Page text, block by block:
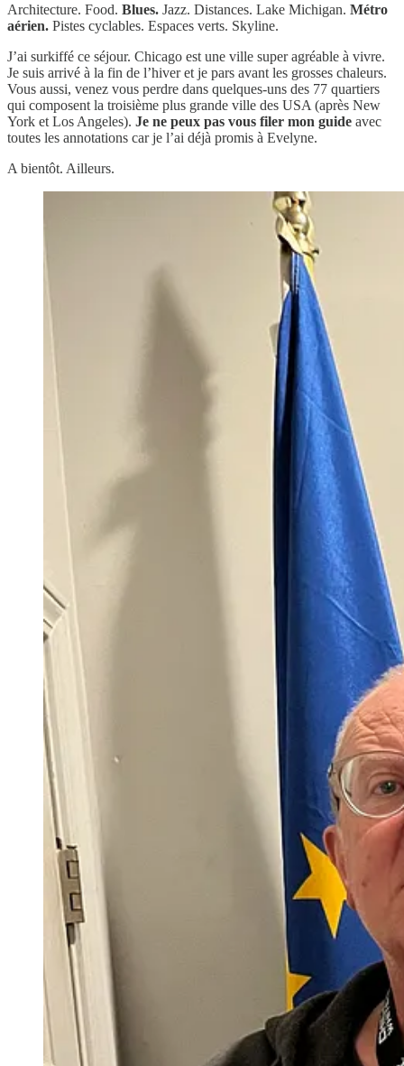
Architecture. Food. Blues. Jazz. Distances. Lake Michigan. Métro
aérien. Pistes cyclables. Espaces verts. Skyline.
J’ai surkiffé ce séjour. Chicago est une ville super agréable à vivre.
Je suis arrivé à la fin de l’hiver et je pars avant les grosses chaleurs.
Vous aussi, venez vous perdre dans quelques-uns des 77 quartiers
qui composent la troisième plus grande ville des USA (après New
York et Los Angeles). Je ne peux pas vous filer mon guide avec
toutes les annotations car je l’ai déjà promis à Evelyne.
A bientôt. Ailleurs.